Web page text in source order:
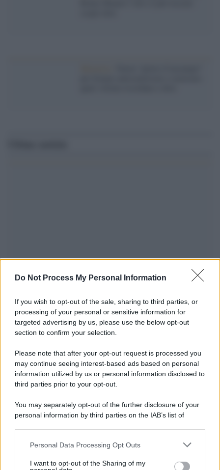
Do Not Process My Personal Information
If you wish to opt-out of the sale, sharing to third parties, or
processing of your personal or sensitive information for
targeted advertising by us, please use the below opt-out
section to confirm your selection.
Please note that after your opt-out request is processed you
may continue seeing interest-based ads based on personal
information utilized by us or personal information disclosed to
third parties prior to your opt-out.
You may separately opt-out of the further disclosure of your
personal information by third parties on the IAB’s list of
This information may also be disclosed by us to third parties
disclose it to other third parties.
Personal Data Processing Opt Outs
I want to opt-out of the Sharing of my
Marchettini il premio “Advances in Cleaner Production
Award”
L’eccellenza della docente dell’Università di Siena nell’attenzione
alla ricerca sostenibile è stata riconosciuta con la consegna del
mese scorso aveva ottenuto una rinomata medaglia attribuitale per
l’impegno nel coniugare le scienze chimiche alla sostenibilità ed
ecologia.
Le programmazioni /I documentari RAI che raccontano
l'Italia: da Mennea, a Tina Anselmi sino a Renzo Piano è
L'evento /Cent'anni di Turandot: torna a Verona lo